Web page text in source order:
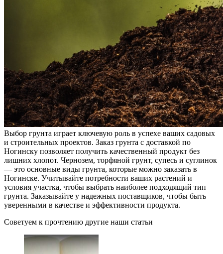
Выбор грунта играет ключевую роль в успехе ваших садовых
и строительных проектов. Заказ грунта с доставкой по
Ногинску позволяет получить качественный продукт без
лишних хлопот. Чернозем, торфяной грунт, супесь и суглинок
— это основные виды грунта, которые можно заказать в
Ногинске. Учитывайте потребности ваших растений и
условия участка, чтобы выбрать наиболее подходящий тип
грунта. Заказывайте у надежных поставщиков, чтобы быть
уверенными в качестве и эффективности продукта.
Советуем к прочтению другие наши статьи